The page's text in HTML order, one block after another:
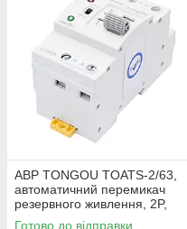
АВР TONGOU TOATS-2/63,
автоматичний перемикач
резервного живлення, 2P,
63A, 220V (ATS)
Готово до відправки